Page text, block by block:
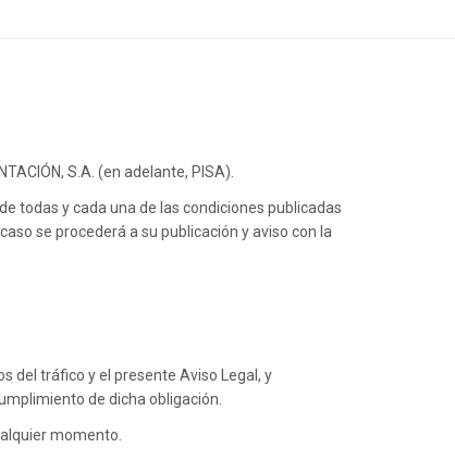
S.A. (en adelante, PISA).
todas y cada una de las condiciones publicadas
se procederá a su publicación y aviso con la
del tráfico y el presente Aviso Legal, y
de dicha obligación.
momento.